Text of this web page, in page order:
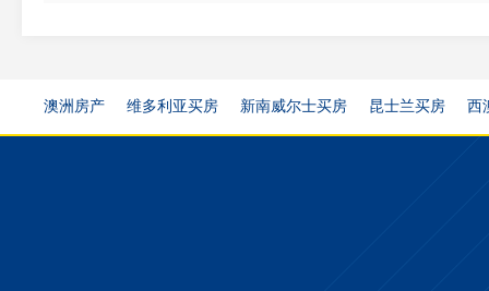
澳洲房产 维多利亚买房 新南威尔士买房 昆士兰买房 西